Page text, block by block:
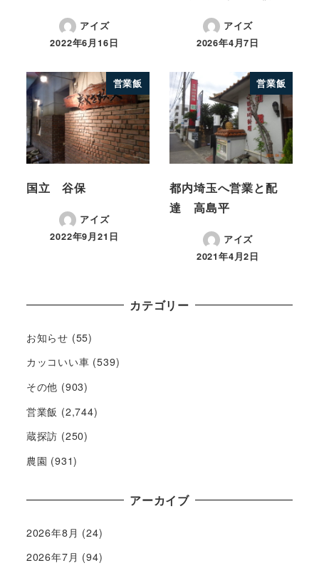
アイズ
2022年6月16日
アイズ
2026年4月7日
営業飯
国立 谷保
アイズ
2022年9月21日
営業飯
都内埼玉へ営業と配
達 高島平
アイズ
2021年4月2日
カテゴリー
お知らせ (55)
カッコいい車 (539)
その他 (903)
営業飯 (2,744)
蔵探訪 (250)
農園 (931)
アーカイブ
2026年8月 (24)
2026年7月 (94)